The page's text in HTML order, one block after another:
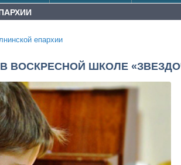
епархии
ВОСКРЕСНОЙ ШКОЛЕ